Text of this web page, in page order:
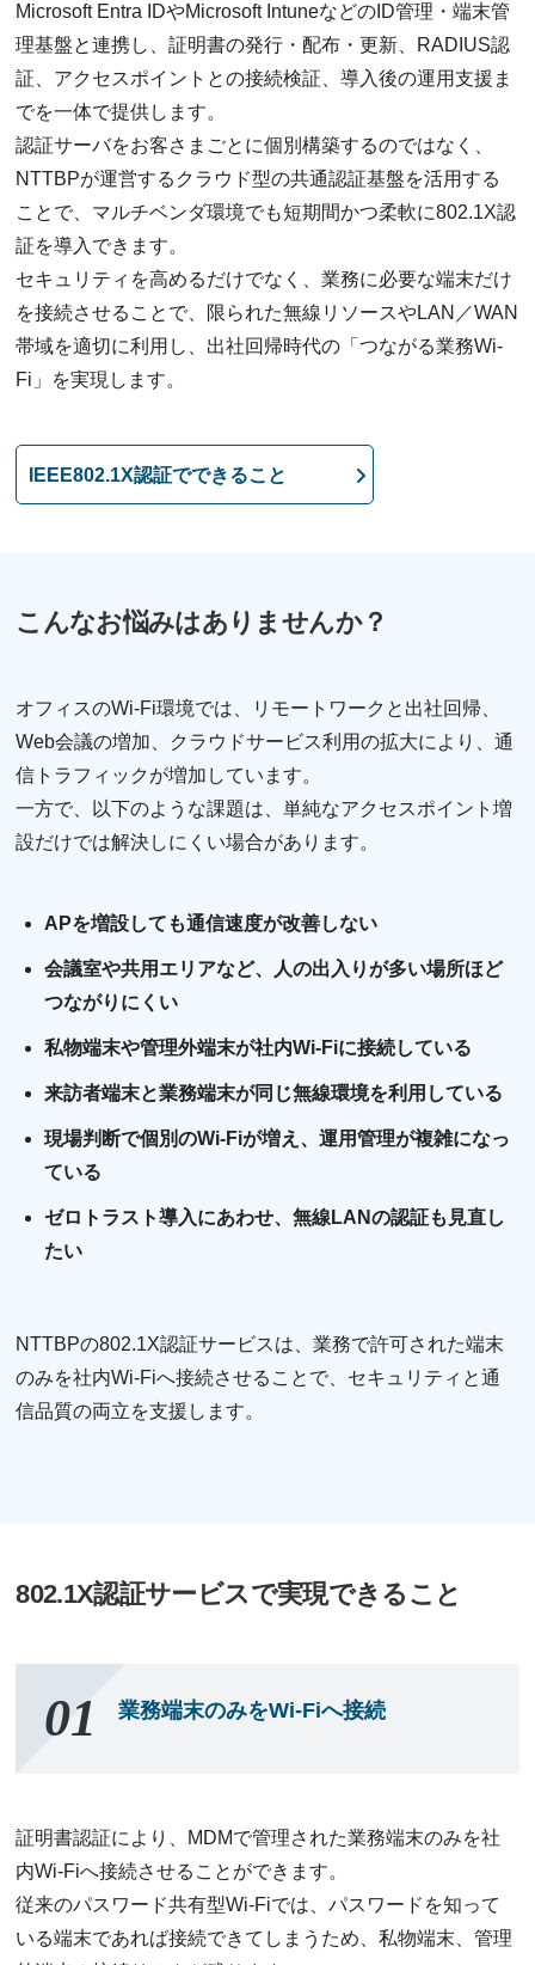
Microsoft Entra IDやMicrosoft IntuneなどのID管理・端末管
理基盤と連携し、証明書の発行・配布・更新、RADIUS認
証、アクセスポイントとの接続検証、導入後の運用支援ま
でを一体で提供します。
認証サーバをお客さまごとに個別構築するのではなく、
NTTBPが運営するクラウド型の共通認証基盤を活用する
ことで、マルチベンダ環境でも短期間かつ柔軟に802.1X認
証を導入できます。
セキュリティを高めるだけでなく、業務に必要な端末だけ
を接続させることで、限られた無線リソースやLAN／WAN
帯域を適切に利用し、出社回帰時代の「つながる業務Wi-
Fi」を実現します。
IEEE802.1X認証でできること
こんなお悩みはありませんか？
オフィスのWi-Fi環境では、リモートワークと出社回帰、
Web会議の増加、クラウドサービス利用の拡大により、通
信トラフィックが増加しています。
一方で、以下のような課題は、単純なアクセスポイント増
設だけでは解決しにくい場合があります。
APを増設しても通信速度が改善しない
会議室や共用エリアなど、人の出入りが多い場所ほど
つながりにくい
私物端末や管理外端末が社内Wi-Fiに接続している
来訪者端末と業務端末が同じ無線環境を利用している
現場判断で個別のWi-Fiが増え、運用管理が複雑になっ
ている
ゼロトラスト導入にあわせ、無線LANの認証も見直し
たい
NTTBPの802.1X認証サービスは、業務で許可された端末
のみを社内Wi-Fiへ接続させることで、セキュリティと通
信品質の両立を支援します。
802.1X認証サービスで実現できること
業務端末のみをWi-Fiへ接続
証明書認証により、MDMで管理された業務端末のみを社
内Wi-Fiへ接続させることができます。
従来のパスワード共有型Wi-Fiでは、パスワードを知って
いる端末であれば接続できてしまうため、私物端末、管理